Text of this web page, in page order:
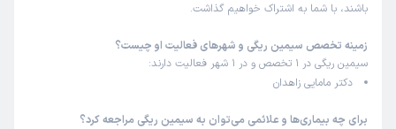
باشند، با شما به اشتراک خواهیم گذاشت.
زمینه تخصص سیمین ریگی و شهرهای فعالیت او چیست؟
سیمین ریگی در 1 تخصص و در 1 شهر فعالیت دارند:
دکتر مامایی زاهدان
برای چه بیماری‌ها و علائمی می‌توان به سیمین ریگی مراجعه کرد؟